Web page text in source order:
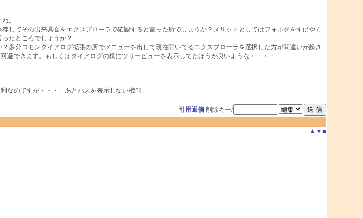
。
してその出来具合をエクスプローラで確認すると言った所でしょうか？メリットとしてはフォルダをすばやく
たところでしょうか？
多分コモンダイアログ拡張の所でメニューを出して現在開いてるエクスプローラを選択した方が間違いが起き
避できます。もしくはダイアログの横にツリービューを表示してたほうが良いような・・・・
なのですが・・・。あとパスを表示しない機能。
引用返信 削除キー/
▲ ▼ ■